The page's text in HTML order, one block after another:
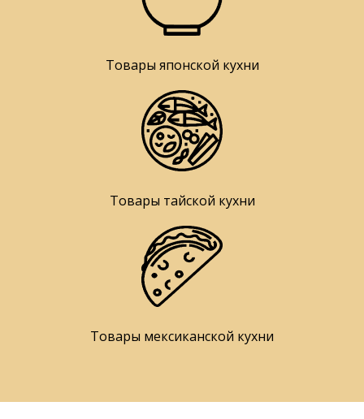
Товары японской кухни
Товары тайской кухни
Товары мексиканской кухни